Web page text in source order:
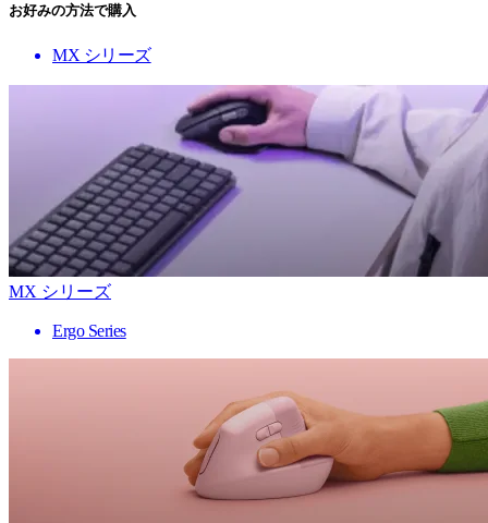
お好みの方法で購入
MX シリーズ
MX シリーズ
Ergo Series